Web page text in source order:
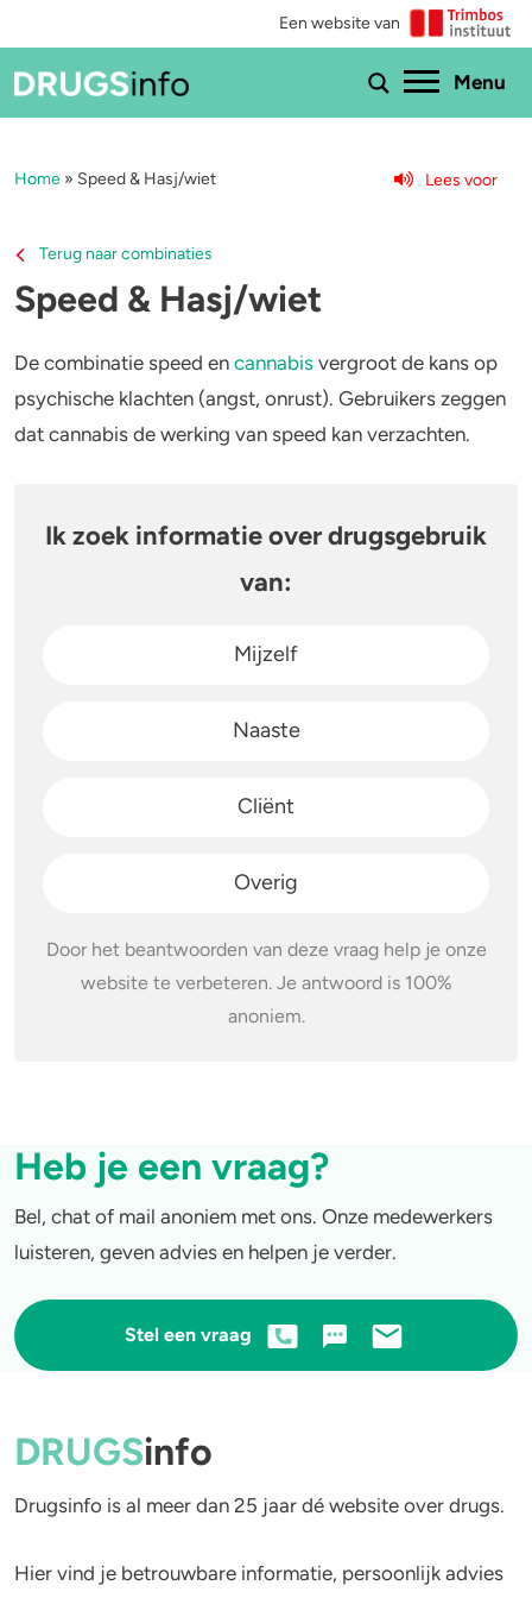
Een website van
Menu
Menu
XTC / MDMA
Cocaïne
GHB
LSD
Poppers
Crack
Aantoonbaarheid
Zwangerschap
Drugs & de wet
Zorgen om iemand
Stoppen of minderen
Feiten over verslaving
Home » Speed & Hasj/wiet Lees voor
Terug naar combinaties
Speed & Hasj/wiet
De combinatie speed en cannabis vergroot de kans op
psychische klachten (angst, onrust). Gebruikers zeggen
dat cannabis de werking van speed kan verzachten.
Ik zoek informatie over drugsgebruik
van:
Mijzelf
Naaste
Cliënt
Overig
Door het beantwoorden van deze vraag help je onze
website te verbeteren. Je antwoord is 100%
anoniem.
Heb je een vraag?
Bel, chat of mail anoniem met ons. Onze medewerkers
luisteren, geven advies en helpen je verder.
Stel een vraag
DRUGSinfo
Drugsinfo is al meer dan 25 jaar dé website over drugs.
Hier vind je betrouwbare informatie, persoonlijk advies